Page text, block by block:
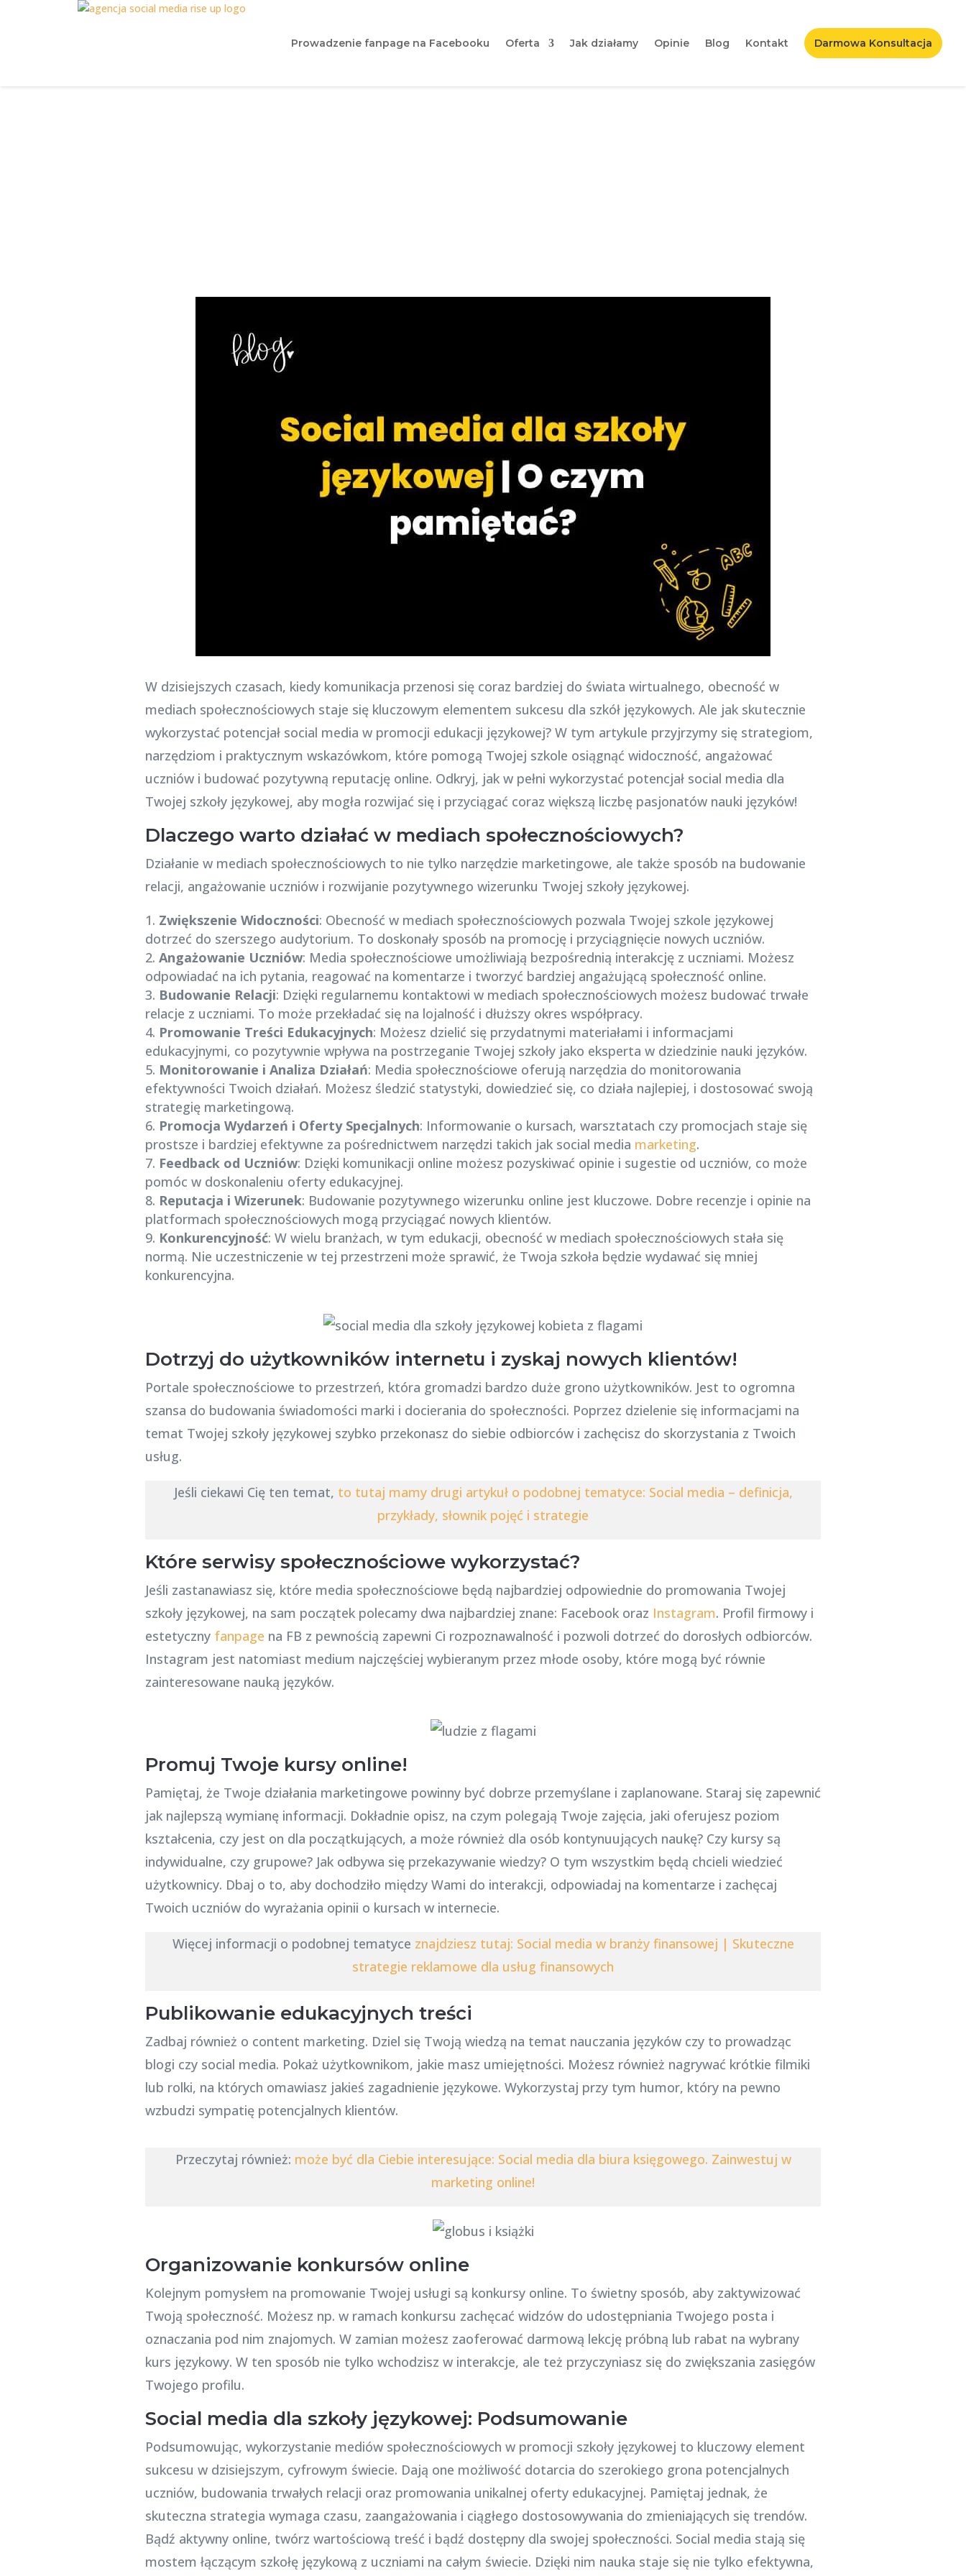
Prowadzenie fanpage na Facebooku Oferta Jak działamy Opinie Blog Kontakt Darmowa Konsultacja
W dzisiejszych czasach, kiedy komunikacja przenosi się coraz bardziej do świata wirtualnego, obecność w
mediach społecznościowych staje się kluczowym elementem sukcesu dla szkół językowych. Ale jak skutecznie
wykorzystać potencjał social media w promocji edukacji językowej? W tym artykule przyjrzymy się strategiom,
narzędziom i praktycznym wskazówkom, które pomogą Twojej szkole osiągnąć widoczność, angażować
uczniów i budować pozytywną reputację online. Odkryj, jak w pełni wykorzystać potencjał social media dla
Twojej szkoły językowej, aby mogła rozwijać się i przyciągać coraz większą liczbę pasjonatów nauki języków!
Dlaczego warto działać w mediach społecznościowych?
Działanie w mediach społecznościowych to nie tylko narzędzie marketingowe, ale także sposób na budowanie
relacji, angażowanie uczniów i rozwijanie pozytywnego wizerunku Twojej szkoły językowej.
Zwiększenie Widoczności: Obecność w mediach społecznościowych pozwala Twojej szkole językowej
dotrzeć do szerszego audytorium. To doskonały sposób na promocję i przyciągnięcie nowych uczniów.
Angażowanie Uczniów: Media społecznościowe umożliwiają bezpośrednią interakcję z uczniami. Możesz
odpowiadać na ich pytania, reagować na komentarze i tworzyć bardziej angażującą społeczność online.
Budowanie Relacji: Dzięki regularnemu kontaktowi w mediach społecznościowych możesz budować trwałe
relacje z uczniami. To może przekładać się na lojalność i dłuższy okres współpracy.
Promowanie Treści Edukacyjnych: Możesz dzielić się przydatnymi materiałami i informacjami
edukacyjnymi, co pozytywnie wpływa na postrzeganie Twojej szkoły jako eksperta w dziedzinie nauki języków.
Monitorowanie i Analiza Działań: Media społecznościowe oferują narzędzia do monitorowania
efektywności Twoich działań. Możesz śledzić statystyki, dowiedzieć się, co działa najlepiej, i dostosować swoją
strategię marketingową.
Promocja Wydarzeń i Oferty Specjalnych: Informowanie o kursach, warsztatach czy promocjach staje się
prostsze i bardziej efektywne za pośrednictwem narzędzi takich jak social media marketing.
Feedback od Uczniów: Dzięki komunikacji online możesz pozyskiwać opinie i sugestie od uczniów, co może
pomóc w doskonaleniu oferty edukacyjnej.
Reputacja i Wizerunek: Budowanie pozytywnego wizerunku online jest kluczowe. Dobre recenzje i opinie na
platformach społecznościowych mogą przyciągać nowych klientów.
Konkurencyjność: W wielu branżach, w tym edukacji, obecność w mediach społecznościowych stała się
normą. Nie uczestniczenie w tej przestrzeni może sprawić, że Twoja szkoła będzie wydawać się mniej
konkurencyjna.
Dotrzyj do użytkowników internetu i zyskaj nowych klientów!
Portale społecznościowe to przestrzeń, która gromadzi bardzo duże grono użytkowników. Jest to ogromna
szansa do budowania świadomości marki i docierania do społeczności. Poprzez dzielenie się informacjami na
temat Twojej szkoły językowej szybko przekonasz do siebie odbiorców i zachęcisz do skorzystania z Twoich
usług.
Jeśli ciekawi Cię ten temat, to tutaj mamy drugi artykuł o podobnej tematyce: Social media – definicja,
przykłady, słownik pojęć i strategie
Które serwisy społecznościowe wykorzystać?
Jeśli zastanawiasz się, które media społecznościowe będą najbardziej odpowiednie do promowania Twojej
szkoły językowej, na sam początek polecamy dwa najbardziej znane: Facebook oraz Instagram. Profil firmowy i
estetyczny fanpage na FB z pewnością zapewni Ci rozpoznawalność i pozwoli dotrzeć do dorosłych odbiorców.
Instagram jest natomiast medium najczęściej wybieranym przez młode osoby, które mogą być równie
zainteresowane nauką języków.
Promuj Twoje kursy online!
Pamiętaj, że Twoje działania marketingowe powinny być dobrze przemyślane i zaplanowane. Staraj się zapewnić
jak najlepszą wymianę informacji. Dokładnie opisz, na czym polegają Twoje zajęcia, jaki oferujesz poziom
kształcenia, czy jest on dla początkujących, a może również dla osób kontynuujących naukę? Czy kursy są
indywidualne, czy grupowe? Jak odbywa się przekazywanie wiedzy? O tym wszystkim będą chcieli wiedzieć
użytkownicy. Dbaj o to, aby dochodziło między Wami do interakcji, odpowiadaj na komentarze i zachęcaj
Twoich uczniów do wyrażania opinii o kursach w internecie.
Więcej informacji o podobnej tematyce znajdziesz tutaj: Social media w branży finansowej | Skuteczne
strategie reklamowe dla usług finansowych
Publikowanie edukacyjnych treści
Zadbaj również o content marketing. Dziel się Twoją wiedzą na temat nauczania języków czy to prowadząc
blogi czy social media. Pokaż użytkownikom, jakie masz umiejętności. Możesz również nagrywać krótkie filmiki
lub rolki, na których omawiasz jakieś zagadnienie językowe. Wykorzystaj przy tym humor, który na pewno
wzbudzi sympatię potencjalnych klientów.
Przeczytaj również: może być dla Ciebie interesujące: Social media dla biura księgowego. Zainwestuj w
marketing online!
Organizowanie konkursów online
Kolejnym pomysłem na promowanie Twojej usługi są konkursy online. To świetny sposób, aby zaktywizować
Twoją społeczność. Możesz np. w ramach konkursu zachęcać widzów do udostępniania Twojego posta i
oznaczania pod nim znajomych. W zamian możesz zaoferować darmową lekcję próbną lub rabat na wybrany
kurs językowy. W ten sposób nie tylko wchodzisz w interakcje, ale też przyczyniasz się do zwiększania zasięgów
Twojego profilu.
Social media dla szkoły językowej: Podsumowanie
Podsumowując, wykorzystanie mediów społecznościowych w promocji szkoły językowej to kluczowy element
sukcesu w dzisiejszym, cyfrowym świecie. Dają one możliwość dotarcia do szerokiego grona potencjalnych
uczniów, budowania trwałych relacji oraz promowania unikalnej oferty edukacyjnej. Pamiętaj jednak, że
skuteczna strategia wymaga czasu, zaangażowania i ciągłego dostosowywania do zmieniających się trendów.
Bądź aktywny online, twórz wartościową treść i bądź dostępny dla swojej społeczności. Social media stają się
mostem łączącym szkołę językową z uczniami na całym świecie. Dzięki nim nauka staje się nie tylko efektywna,